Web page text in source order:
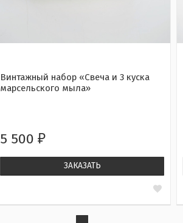
Винтажный набор «Свеча и 3 куска
марсельского мыла»
5 500 ₽
ЗАКАЗАТЬ